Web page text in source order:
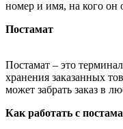
номер и имя, на кого он
Постамат
Постамат – это
хранения заказанных
может забрать заказ в
Как работать с